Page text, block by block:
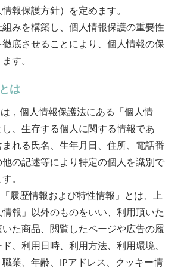
報保護方針）を定めます。
みを構築し、個人情報保護の重要性
底させることにより、個人情報の保
す。
は
，個人情報保護法にある「個人情
、生存する個人に関する情報であ
まれる氏名、生年月日、住所、電話番
の記述等により特定の個人を識別で
。
履歴情報および特性情報」とは、上
報」以外のものをいい、利用頂いた
た商品、閲覧したページや広告の履
、利用日時、利用方法、利用環境、
業、年齢、IPアドレス、クッキー情